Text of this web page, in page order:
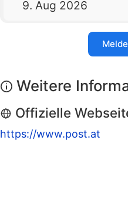
9. Aug 2026
Weitere
Offizielle
https://www.post.at